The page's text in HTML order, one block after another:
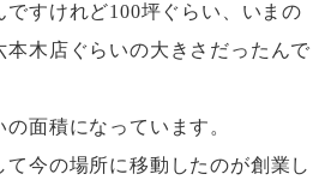
すけれど100坪ぐらい、 いまの
本木店ぐらいの大きさだったんで
面積になっています。
て今の場所に移動したのが創業し